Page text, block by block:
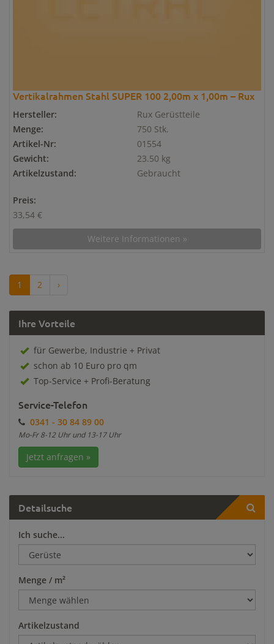
Vertikalrahmen Stahl SUPER 100 2,00m x 1,00m – Rux
Hersteller:
Rux Gerüstteile
Menge:
750 Stk.
Artikel-Nr:
01554
Gewicht:
23.50 kg
Artikelzustand:
Gebraucht
Preis:
33,54 €
Weitere Informationen »
1 2 ›
Ihre Vorteile
für Gewerbe, Industrie + Privat
schon ab 10 Euro pro qm
Top-Service + Profi-Beratung
Service-Telefon
0341 - 30 84 89 00
Mo-Fr 8-12 Uhr und 13-17 Uhr
Jetzt anfragen »
Detailsuche
Ich suche...
Menge / m²
Artikelzustand